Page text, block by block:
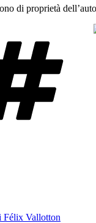
di proprietà
Félix Vallotton